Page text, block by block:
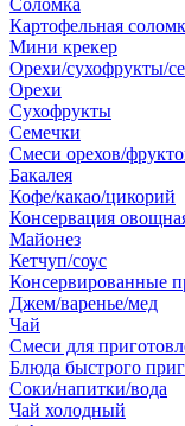
Соломка
Картофельная
Мини крекер
Орехи/сухофрукты/
Орехи
Сухофрукты
Семечки
Смеси орехов/
Бакалея
Кофе/какао/цикорий
Консервация
Майонез
Кетчуп/соус
Консервированные
Джем/варенье/мед
Чай
Смеси для
Блюда быстрого
Соки/напитки/вода
Чай холодный